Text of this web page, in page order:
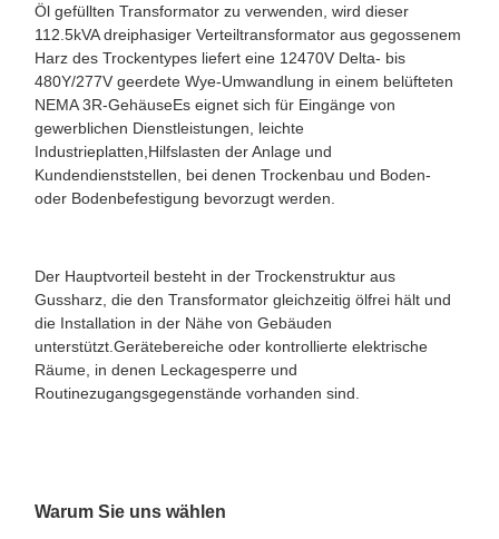
Öl gefüllten Transformator zu verwenden, wird dieser
112.5kVA dreiphasiger Verteiltransformator aus gegossenem
Harz des Trockentypes liefert eine 12470V Delta- bis
480Y/277V geerdete Wye-Umwandlung in einem belüfteten
NEMA 3R-GehäuseEs eignet sich für Eingänge von
gewerblichen Dienstleistungen, leichte
Industrieplatten,Hilfslasten der Anlage und
Kundendienststellen, bei denen Trockenbau und Boden-
oder Bodenbefestigung bevorzugt werden.
Der Hauptvorteil besteht in der Trockenstruktur aus
Gussharz, die den Transformator gleichzeitig ölfrei hält und
die Installation in der Nähe von Gebäuden
unterstützt.Gerätebereiche oder kontrollierte elektrische
Räume, in denen Leckagesperre und
Routinezugangsgegenstände vorhanden sind.
Warum Sie uns wählen